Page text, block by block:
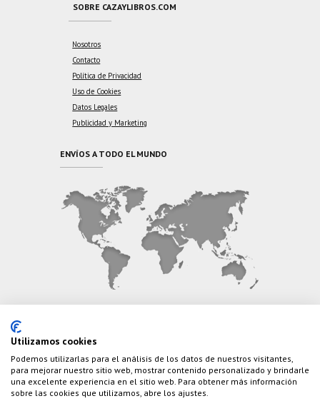
SOBRE CAZAYLIBROS.COM
Nosotros
Contacto
Política de Privacidad
Uso de Cookies
Datos Legales
Publicidad y Marketing
ENVÍOS A TODO EL MUNDO
Teléfono: (+34) 626 495 499
E-Mail: info@cazaylibros.com
Utilizamos cookies
Podemos utilizarlas para el análisis de los datos de nuestros visitantes,
para mejorar nuestro sitio web, mostrar contenido personalizado y brindarle
una excelente experiencia en el sitio web. Para obtener más información
sobre las cookies que utilizamos, abre los ajustes.